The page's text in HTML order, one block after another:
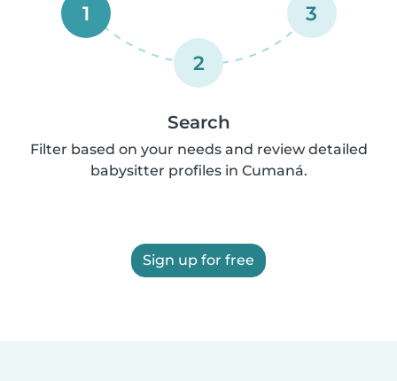
1
2
3
Search
Filter based on your needs and review detailed
babysitter profiles in Cumaná.
Sign up for free